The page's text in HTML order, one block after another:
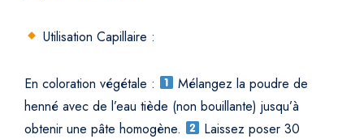
Utilisation Capillaire :
En coloration végétale :
Mélangez la poudre de
henné avec de l’eau tiède (non bouillante) jusqu’à
obtenir une pâte homogène.
Laissez poser 30